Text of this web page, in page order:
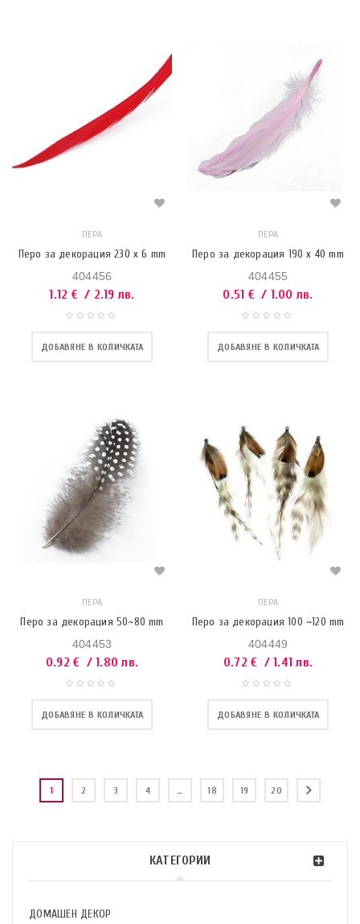
КАТЕГОРИИ
ДОМАШЕН ДЕКОР
ПЕРА
Перо за декорация 230 x 6 mm
404456
1.12 € / 2.19 лв.
ДОБАВЯНЕ В КОЛИЧКАТА
ПЕРА
Перо за декорация 190 x 40 mm
404455
0.51 € / 1.00 лв.
ДОБАВЯНЕ В КОЛИЧКАТА
ПЕРА
Перо за декорация 50~80 mm
404453
0.92€ / 1.80 лв.
ДОБАВЯНЕ В КОЛИЧКАТА
ПЕРА
Перо за декорация 100 ~120 mm
404449
0.72€ / 1.41 лв.
ДОБАВЯНЕ В КОЛИЧКАТА
1 2 3 4 18 19 20